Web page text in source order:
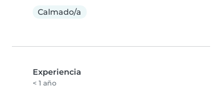
Calmado/a
Experiencia
< 1 año